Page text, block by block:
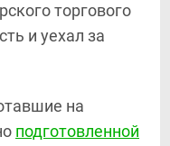
торгового
и уехал за
на
подготовленной